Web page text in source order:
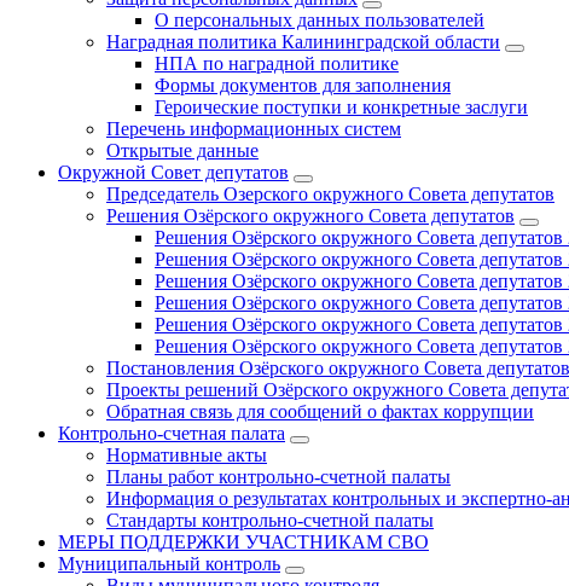
О персональных данных пользователей
Наградная политика Калининградской области
НПА по наградной политике
Формы документов для заполнения
Героические поступки и конкретные заслуги
Перечень информационных систем
Открытые данные
Окружной Совет депутатов
Председатель Озерского окружного Совета депутатов
Решения Озёрского окружного Совета депутатов
Решения Озёрского окружного Совета депутатов
Решения Озёрского окружного Совета депутатов
Решения Озёрского окружного Совета депутатов
Решения Озёрского окружного Совета депутатов
Решения Озёрского окружного Совета депутатов
Решения Озёрского окружного Совета
Постановления Озёрского окружного Совета депутатов
Проекты решений Озёрского окружного Совета
Обратная связь для сообщений о фактах коррупции
Контрольно-счетная палата
Нормативные акты
Планы работ контрольно-счетной палаты
Информация о результатах контрольных и экспертно-
Стандарты контрольно-счетной палаты
МЕРЫ ПОДДЕРЖКИ УЧАСТНИКАМ СВО
Муниципальный контроль